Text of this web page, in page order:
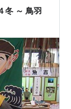
MUSEUMだ
冬 ～ 鳥羽